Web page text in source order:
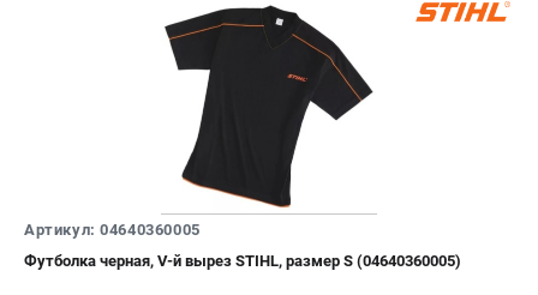
Артикул: 04640360005
Футболка черная, V-й вырез STIHL, размер S (04640360005)